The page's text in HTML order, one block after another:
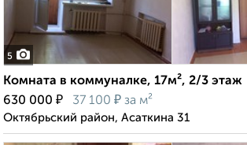
5
Комната в коммуналке, 17м², 2/3 этаж
630 000 ₽ 37 100 ₽ за м²
Октябрьский район, Асаткина 31